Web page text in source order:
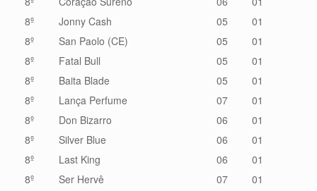
8º
Jonny Cash 05
01
8º
San Paolo (CE) 05
01
8º
Fatal Bull 05
01
8º
Baita Blade 05
01
8º
Lança Perfume 07
01
8º
Don Bizarro 06
01
8º
Silver Blue 06
01
8º
Last King 06
01
8º
Ser Hervê 07
01